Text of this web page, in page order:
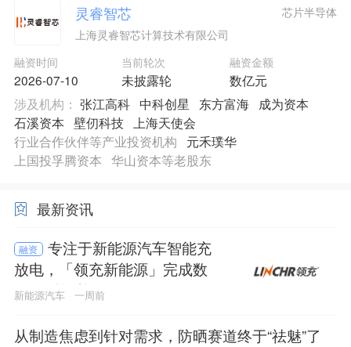
灵睿智芯
上海灵睿智芯计算技术有限公司
融资时间
2026-07-10
当前轮次
未披露轮
融资金额
数亿元
芯片半导体
涉及机构： 张江高科 中科创星 东方富海
成为资本
石溪资本 壁仞科技
上海天使会
行业合作伙伴等产业投资机构
元禾璞华
上国投孚腾资本 华山资本等老股东
最新资讯
融资
专注于新能源汽车智能充
放电，「领充新能源」完成数
亿元C轮融资
新能源汽车 一周前
从制造焦虑到针对需求，防晒赛道终于“祛魅”了